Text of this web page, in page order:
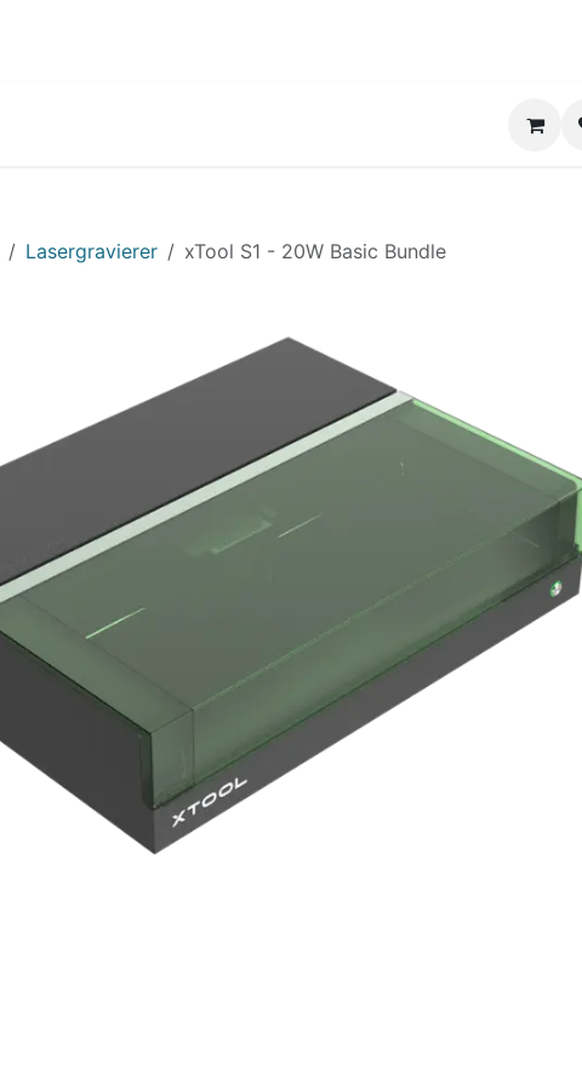
Lasergravierer xTool S1 - 20W Basic Bundle